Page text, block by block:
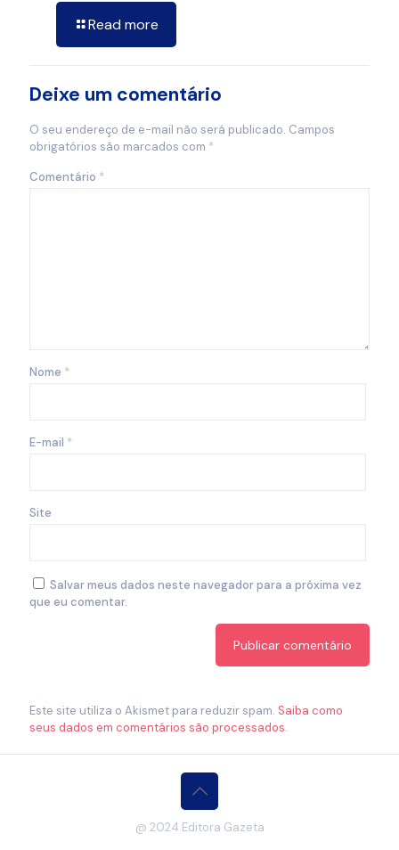
Read more
Deixe um comentário
O seu endereço de e-mail não será publicado. Campos
obrigatórios são marcados com *
Comentário *
Nome *
E-mail *
Site
Salvar meus dados neste navegador para a próxima vez
que eu comentar.
Este site utiliza o Akismet para reduzir spam. Saiba como
seus dados em comentários são processados.
@ 2024 Editora Gazeta